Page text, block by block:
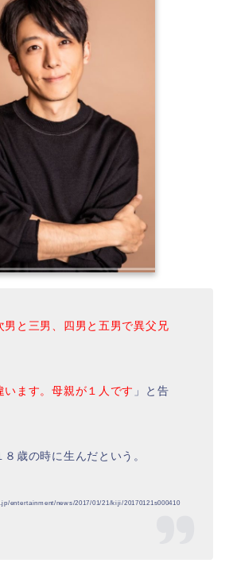
男と三男、四男と五男で異父兄
います。母親が１人です 」と告
歳の時に生んだという。
entertainment/news/2017/01/21/kiji/20170121s000410